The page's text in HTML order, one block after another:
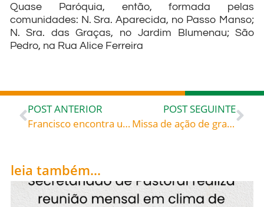
Quase Paróquia, então, formada pelas
comunidades: N. Sra. Aparecida, no Passo Manso;
N. Sra. das Graças, no Jardim Blumenau; São
Pedro, na Rua Alice Ferreira
POST ANTERIOR
Francisco encontra um país ferido em busca da paz – 14ª viagem apostólica, dessa vez à Armênia
POST SEGUINTE
Missa de ação de graças pelo 16º aniversário da Diocese de Blumenau – Convite
leia também...